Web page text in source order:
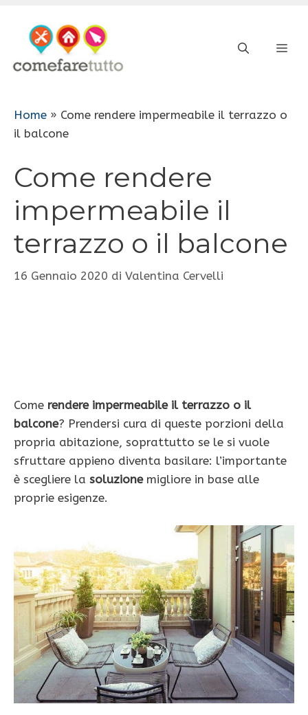
contenuto
Home » Come rendere impermeabile il terrazzo o
il balcone
Come rendere
impermeabile il
terrazzo o il balcone
16 Gennaio 2020 di Valentina Cervelli
Come rendere impermeabile il terrazzo o il
balcone? Prendersi cura di queste porzioni della
propria abitazione, soprattutto se le si vuole
sfruttare appieno diventa basilare: l’importante
è scegliere la soluzionemigliore in base alle
proprie esigenze.